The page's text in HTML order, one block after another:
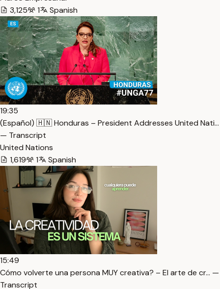
3,125
1 Spanish
19:35
(Español) 🇭🇳 Honduras – President Addresses United Nati…
— Transcript
United Nations
1,619
1 Spanish
15:49
Cómo volverte una persona MUY creativa? – El arte de cr… —
Transcript